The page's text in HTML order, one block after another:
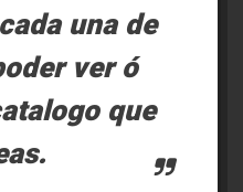
una de
ver ó
que